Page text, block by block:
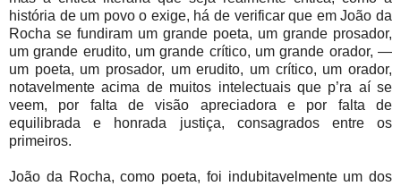
história de um povo o exige, há de verificar que em João da
Rocha se fundiram um grande poeta, um grande prosador,
um grande erudito, um grande crítico, um grande orador, —
um poeta, um prosador, um erudito, um crítico, um orador,
notavelmente acima de muitos intelectuais que p’ra aí se
veem, por falta de visão apreciadora e por falta de
equilibrada e honrada justiça, consagrados entre os
primeiros.
João da Rocha, como poeta, foi indubitavelmente um dos